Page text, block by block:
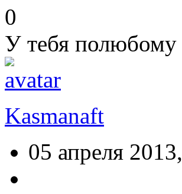
0
У тебя полюбому
Kasmanaft
05 апреля